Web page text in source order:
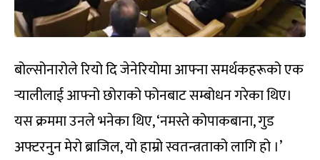
बोल्सोनारोले रियो दि जेनेरियोमा आफ्ना समर्थकहरूको एक
र्‍यालीलाई आफ्नो छोराको फोनबाट सम्बोधन गरेका थिए।
यस क्रममा उनले भनेका थिए, ‘नमस्ते कोपाकबाना, गुड
अफ्टरनुन मेरो ब्राजिल, यो हाम्रो स्वतन्त्रताको लागि हो ।’